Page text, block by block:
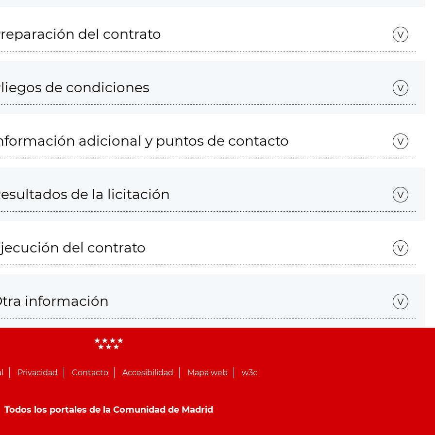
del contrato
de condiciones
adicional y puntos de contacto
de la licitación
del contrato
información
Privacidad Contacto Accesibilidad Mapa web w3c
Todos los portales de la Comunidad de Madrid